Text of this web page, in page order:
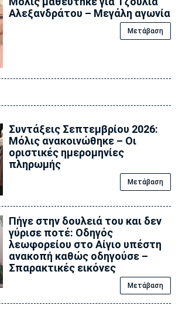
Αλεξανδράτου – Μεγάλη αγωνία
Μετάβαση
Συντάξεις Σεπτεμβρίου 2026:
Μόλις ανακοινώθηκε – Οι
οριστικές ημερομηνίες
πληρωμής
Μετάβαση
Πήγε στην δουλειά του και δεν
γύρισε ποτέ: Οδηγός
λεωφορείου στο Αίγιο υπέστη
ανακοπή καθώς οδηγούσε –
Σπαρακτικές εικόνες
Μετάβαση